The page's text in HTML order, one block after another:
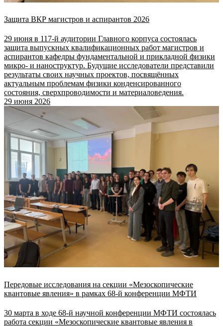
Защита ВКР магистров и аспирантов 2026
29 июня в 117-й аудитории Главного корпуса состоялась
защита выпускных квалификационных работ магистров и
аспирантов кафедры фундаментальной и прикладной физики
микро- и наноструктур. Будущие исследователи представили
результаты своих научных проектов, посвящённых
актуальным проблемам физики конденсированного
состояния, сверхпроводимости и материаловедения.
29 июня 2026
Передовые исследования на секции «Мезоскопические
квантовые явления» в рамках 68-й конференции МФТИ
30 марта в ходе 68-й научной конференции МФТИ состоялась
работа секции «Мезоскопические квантовые явления в